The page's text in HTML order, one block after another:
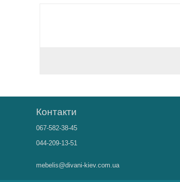
Контакти
067-582-38-45
044-209-13-51
mebelis@divani-kiev.com.ua